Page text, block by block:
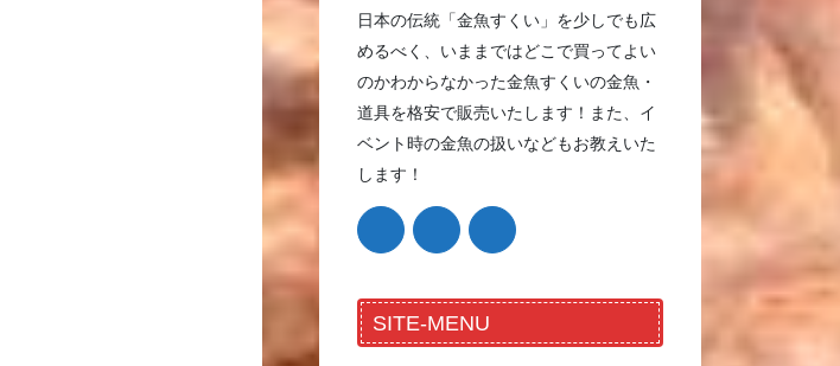
日本の伝統「金魚すくい」を少しでも広
めるべく、いままではどこで買ってよい
のかわからなかった金魚すくいの金魚・
道具を格安で販売いたします！また、イ
ベント時の金魚の扱いなどもお教えいた
します！
SITE-MENU